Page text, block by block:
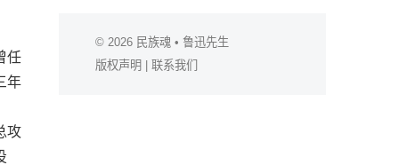
任
年
攻
© 2026 民族魂 • 鲁迅先生
版权声明
联系我们